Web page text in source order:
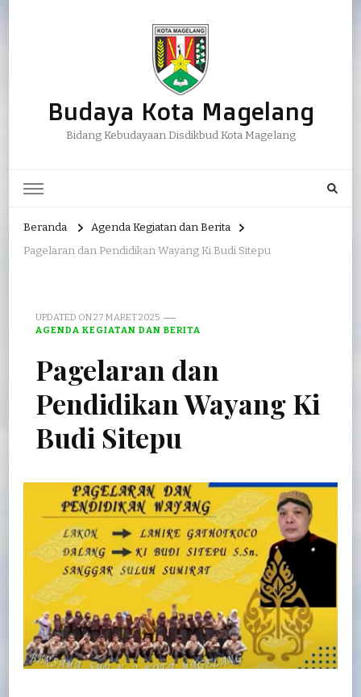
Budaya Kota Magelang
Bidang Kebudayaan Disdikbud Kota Magelang
Beranda
Agenda Kegiatan dan Berita
Pagelaran dan Pendidikan Wayang Ki Budi Sitepu
UPDATED ON27 MARET 2025
AGENDA KEGIATAN DAN BERITA
Pagelaran dan
Pendidikan Wayang Ki
Budi Sitepu